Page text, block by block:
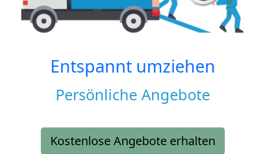
Entspannt umziehen
Persönliche Angebote
Kostenlose Angebote erhalten